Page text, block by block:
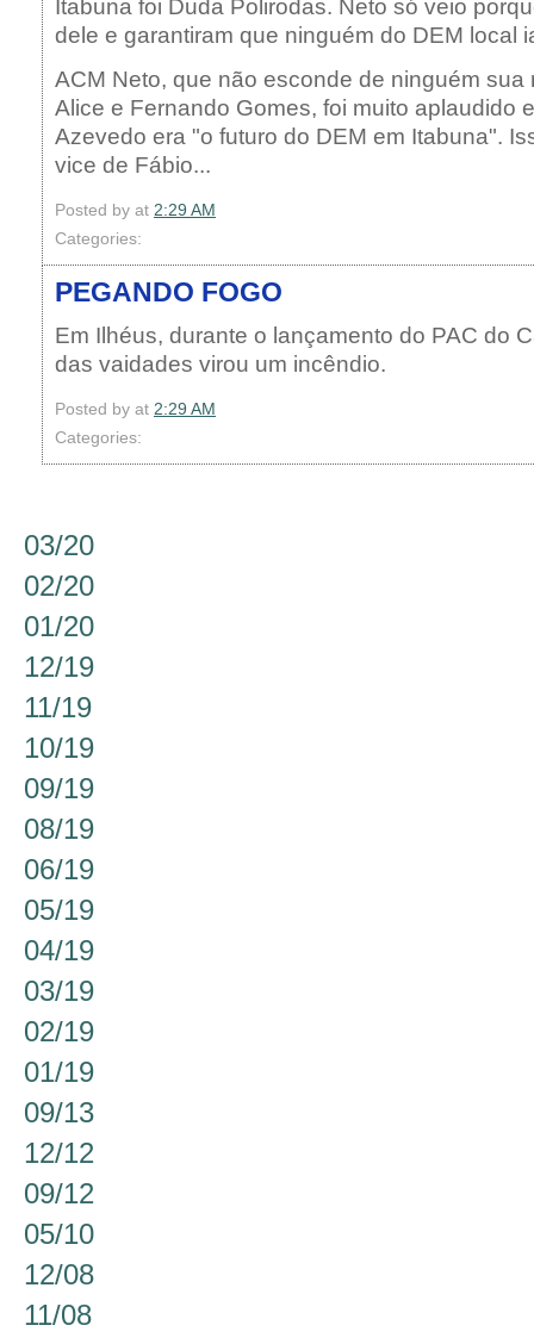
Itabuna foi Duda Polirodas. Neto só veio
dele e garantiram que ninguém do DEM local
ACM Neto, que não esconde de ninguém sua
Alice e Fernando Gomes, foi muito aplaudido
Azevedo era "o futuro do DEM em Itabuna".
vice de Fábio...
Posted by at 2:29 AM
Categories:
PEGANDO FOGO
Em Ilhéus, durante o lançamento do PAC do
das vaidades virou um incêndio.
Posted by at 2:29 AM
Categories:
03/20
02/20
01/20
12/19
11/19
10/19
09/19
08/19
06/19
05/19
04/19
03/19
02/19
01/19
09/13
12/12
09/12
05/10
12/08
11/08